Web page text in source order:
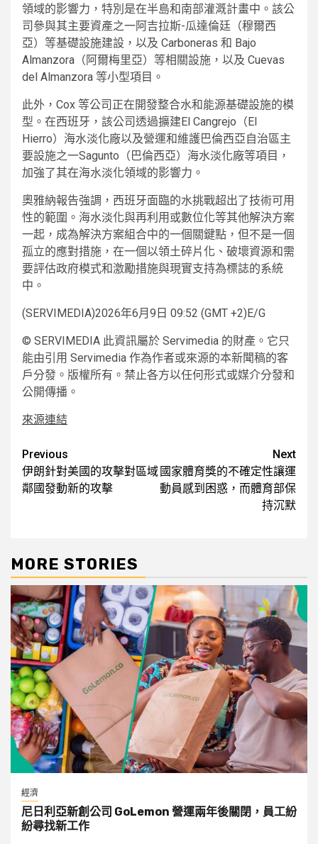
領域的影響力，特別是在半島和南部灌溉計畫中。該公
司參與其主要資產之一阿吉拉斯-瓜達倫廷（穆爾西
亞）等基礎設施建設，以及 Carboneras 和 Bajo
Almanzora（阿爾梅里亞）等相關設施，以及 Cuevas
del Almanzora 等小型項目。
此外，Cox 等公司正在開發整合水和能源基礎設施的模
型。在西班牙，該公司透過擴建El Cangrejo（El
Hierro）海水淡化廠以及營運和維護巴倫西亞自治區主
要設施之一Sagunto（巴倫西亞）海水淡化廠等項目，
加強了其在海水淡化領域的影響力。
奧雅納報告強調，西班牙面臨的水挑戰超出了技術可用
性的範圍。海水淡化與再利用或數位化等其他解決方案
一起，成為解決方案組合中的一個關鍵點，但不是一個
孤立的應對措施，在一個以領土碎片化、破壞資源和需
要評估政府模式和激勵措施與現實支持為標誌的系統
中。
(SERVIMEDIA)2026年6月9日 09:52 (GMT +2)E/G
© SERVIMEDIA 此資訊屬於 Servimedia 的財產。它只
能由引用 Servimedia 作為作者或來源的本新聞稿的客
戶分發。版權所有。禁止各方以任何形式或媒介分發和
公開傳播。
來源連結
Post
navigation
Previous
伊朗針對美國的攻擊對區域
鄰國發動新的攻擊
Next
國家體育獎的不確定性讓運
動員感到困惑，而體育部保
持沉默
MORE STORIES
經濟
尼日利亞新創公司 GoLemon 營運兩年後關閉，員工紛
紛尋找新工作